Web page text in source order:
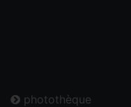
photothèque